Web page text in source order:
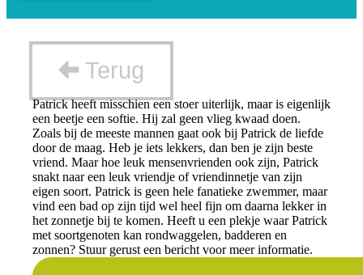
Terug
Patrick heeft misschien een stoer uiterlijk, maar is eigenlijk
een beetje een softie. Hij zal geen vlieg kwaad doen.
Zoals bij de meeste mannen gaat ook bij Patrick de liefde
door de maag. Heb je iets lekkers, dan ben je zijn beste
vriend. Maar hoe leuk mensenvrienden ook zijn, Patrick
snakt naar een leuk vriendje of vriendinnetje van zijn
eigen soort. Patrick is geen hele fanatieke zwemmer, maar
vind een bad op zijn tijd wel heel fijn om daarna lekker in
het zonnetje bij te komen. Heeft u een plekje waar Patrick
met soortgenoten kan rondwaggelen, badderen en
zonnen? Stuur gerust een bericht voor meer informatie.